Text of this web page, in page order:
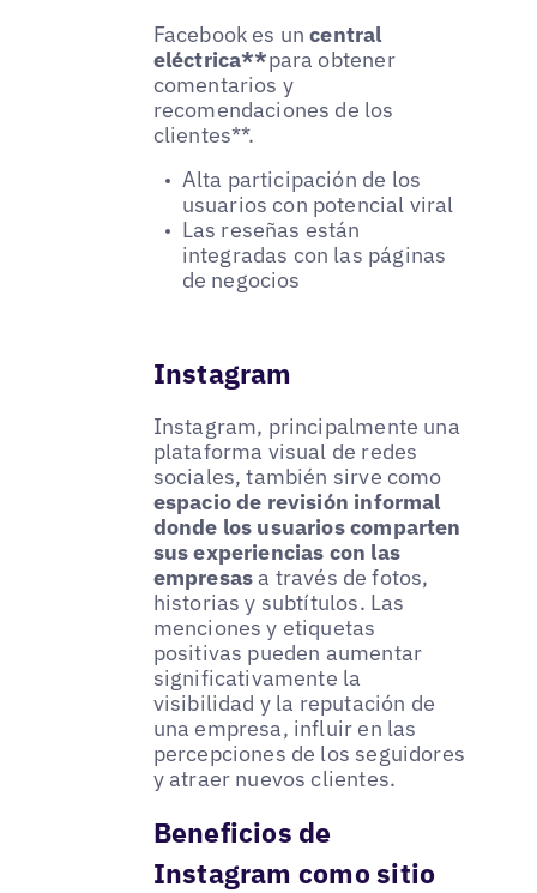
Facebook es uncentral
eléctrica**para obtener
comentarios y
recomendaciones de los
clientes**.
Alta participación de los
usuarios con potencial viral
Las reseñas están
integradas con las páginas
de negocios
Instagram
Instagram, principalmente una
plataforma visual de redes
sociales, también sirve como
espacio de revisión informal
donde los usuarios comparten
sus experiencias con las
empresasa través de fotos,
historias y subtítulos. Las
menciones y etiquetas
positivas pueden aumentar
significativamente la
visibilidad y la reputación de
una empresa, influir en las
percepciones de los seguidores
y atraer nuevos clientes.
Beneficios de
Instagram como sitio